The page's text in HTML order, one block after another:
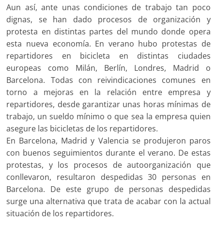
Aun así, ante unas condiciones de trabajo tan poco
dignas, se han dado procesos de organización y
protesta en distintas partes del mundo donde opera
esta nueva economía. En verano hubo protestas de
repartidores en bicicleta en distintas ciudades
europeas como Milán, Berlín, Londres, Madrid o
Barcelona. Todas con reivindicaciones comunes en
torno a mejoras en la relación entre empresa y
repartidores, desde garantizar unas horas mínimas de
trabajo, un sueldo mínimo o que sea la empresa quien
asegure las bicicletas de los repartidores.
En Barcelona, Madrid y Valencia se produjeron paros
con buenos seguimientos durante el verano. De estas
protestas, y los procesos de autoorganización que
conllevaron, resultaron despedidas 30 personas en
Barcelona. De este grupo de personas despedidas
surge una alternativa que trata de acabar con la actual
situación de los repartidores.